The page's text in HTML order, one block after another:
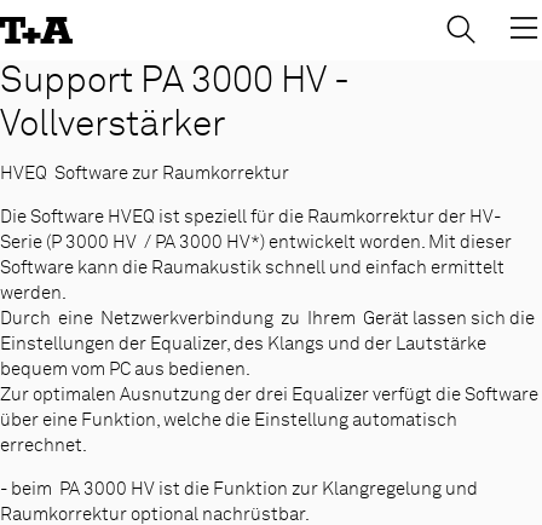
to
Content
Support PA 3000 HV -
Vollverstärker
HVEQ Software zur Raumkorrektur
Die Software HVEQ ist speziell für die Raumkorrektur der HV-
Serie (P 3000 HV / PA 3000 HV*) entwickelt worden. Mit dieser
Software kann die Raumakustik schnell und einfach ermittelt
werden.
Durch eine Netzwerkverbindung zu Ihrem Gerät lassen sich die
Einstellungen der Equalizer, des Klangs und der Lautstärke
bequem vom PC aus bedienen.
Zur optimalen Ausnutzung der drei Equalizer verfügt die Software
über eine Funktion, welche die Einstellung automatisch
errechnet.
- beim PA 3000 HV ist die Funktion zur Klangregelung und
Raumkorrektur optional nachrüstbar.
→ ×